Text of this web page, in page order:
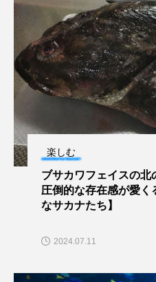
マテガイ ミカヅキノ
ミナミギンガメアジ
ミナミハタンポ ミナ
ミンククジラ ムチカ
メカジキ
メコン川 メゴチ
楽しむ
ブサカワフェイスの
圧倒的な存在感が愛く
なサカナたち】
2024.07.11